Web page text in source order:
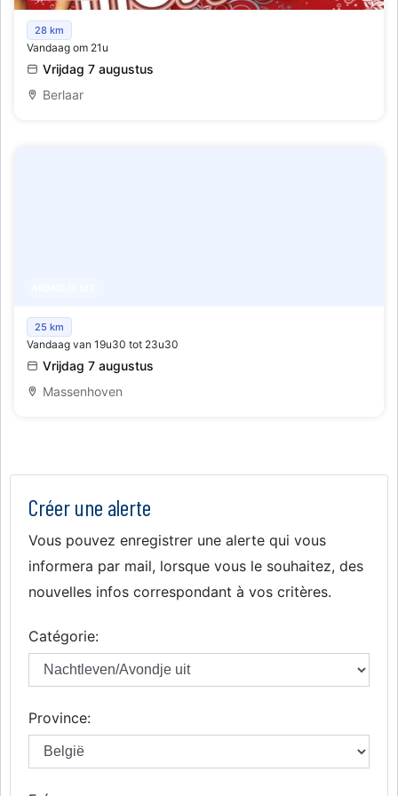
Hete mosselfuif
28 km
Vandaag om 21u
Vrijdag 7 augustus
Berlaar
Kaartwedstrijd 'Slagen Halen'
25 km
Vandaag van 19u30 tot 23u30
Vrijdag 7 augustus
Massenhoven
Créer une alerte
Vous pouvez enregistrer une alerte qui vous
informera par mail, lorsque vous le souhaitez, des
nouvelles infos correspondant à vos critères.
Catégorie:
Province: